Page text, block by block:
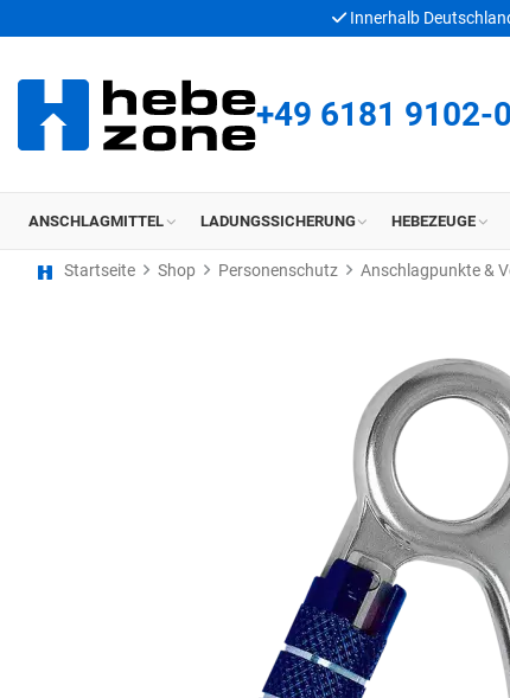
Innerhalb
+49 6181 9102-0
ANSCHLAGMITTEL LADUNGSSICHERUNG HEBEZEUGE
Startseite Shop Personenschutz Anschlagpunkte &